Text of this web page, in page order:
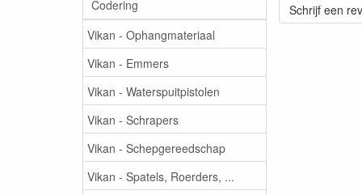
Codering
Vikan - Ophangmateriaal
Vikan - Emmers
Vikan - Waterspuitpistolen
Vikan - Schrapers
Vikan - Schepgereedschap
Vikan - Spatels, Roerders, ...
Schrijf een